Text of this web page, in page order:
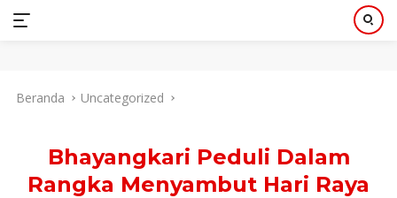
Beranda Uncategorized
Bhayangkari Peduli Dalam
Rangka Menyambut Hari Raya